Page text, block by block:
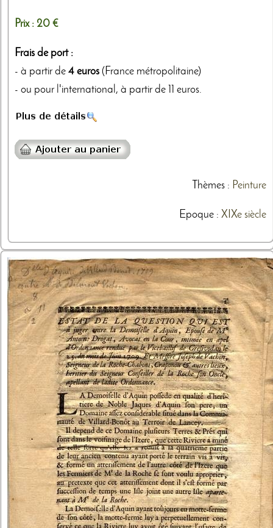
Prix : 20 €
Frais de port :
- à partir de 4 euros (France métropolitaine)
- ou pour l'international, à partir de 11 euros.
Thèmes: Peinture
Epoque : XIXe siècle